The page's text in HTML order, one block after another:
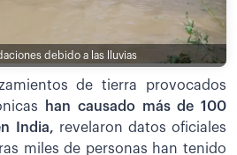
debido a las lluvias
de tierra provocados
han causado más de 100
India, revelaron datos oficiales
miles de personas han tenido